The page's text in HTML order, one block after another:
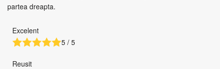
partea dreapta.
Excelent
5 / 5
Reusit